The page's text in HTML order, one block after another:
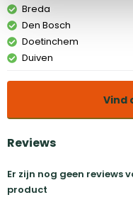
Breda
Den Bosch
Doetinchem
Duiven
Vind
Reviews
Er zijn nog geen reviews
product